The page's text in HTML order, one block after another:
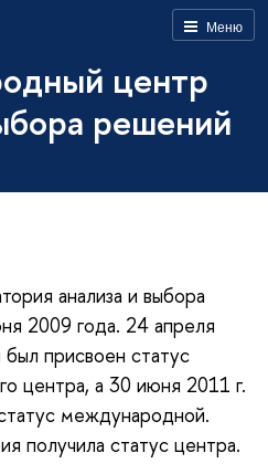
Меню
центр
решений
анализа и выбора
2009 года. 24 апреля
присвоен статус
центра, а 30 июня 2011 г.
международной.
получила статус центра.